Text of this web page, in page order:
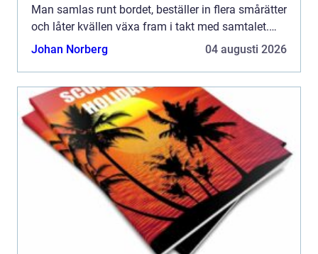
Man samlas runt bordet, beställer in flera smårätter
och låter kvällen växa fram i takt med samtalet.
Tapas passar både spontana vardagskvällar och ...
Johan Norberg 04 augusti 2026